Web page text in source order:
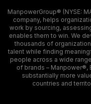
ManpowerGroup® (NYSE:
company, helps
work by sourcing,
enables them to win. We
thousands of
talent while finding
people across a wide
of brands – Manpower®,
substantially more
countries and